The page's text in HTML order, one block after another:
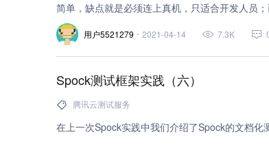
腾讯云命令行工具 (4)
容器 (4) 开源 (4)
微服务 (4)
负载均衡 (3) iphone (3)
rpc (3)
大数据 (3) groovy (3)
机器学习 (2)
mac os (2) css (2)
简单，缺点就是必须连上真机，只适合开发人员
1）最初使用的是UIDevice类batteryLevel接口。
别，唯一不同的是，它是以mAh为单位计的，以
口也没有什么多大的意义。还得继续尝试。 2）
用户5521279 2021-04-14 7.3K
Spock测试框架实践（六）
腾讯云测试服务
在上一次Spock实践中我们介绍了Spock的文档化